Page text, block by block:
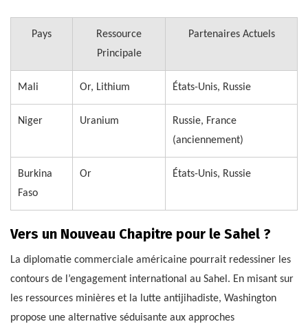
Pays
Ressource
Principale
Partenaires Actuels
Mali Or, Lithium États-Unis, Russie
Niger Uranium
Russie, France
(anciennement)
Burkina
Faso
Or États-Unis, Russie
Vers un Nouveau Chapitre pour le Sahel ?
La diplomatie commerciale américaine pourrait redessiner les
contours de l’engagement international au Sahel. En misant sur
les ressources minières et la lutte antijihadiste, Washington
propose une alternative séduisante aux approches